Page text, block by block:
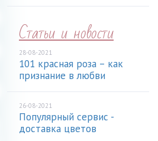
Статьи и новости
28-08-2021
101 красная роза – как
признание в любви
26-08-2021
Популярный сервис -
доставка цветов